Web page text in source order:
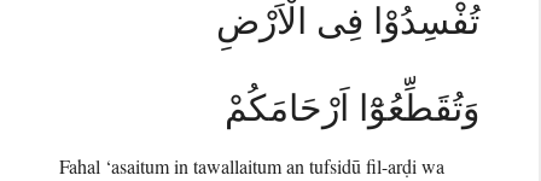
تُفْسِدُوْا فِى الْاَرْضِ
وَتُقَطِّعُوْٓا اَرْحَامَكُمْ
Fahal ‘asaitum in tawallaitum an tufsidū fil-arḍi wa